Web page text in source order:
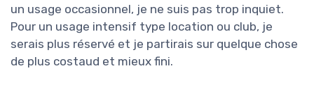
un usage occasionnel, je ne suis pas trop inquiet.
Pour un usage intensif type location ou club, je
serais plus réservé et je partirais sur quelque chose
de plus costaud et mieux fini.